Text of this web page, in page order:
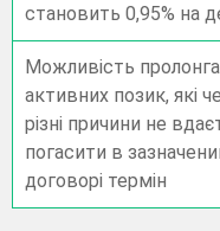
становить 0,95% на
Можливість
активних позик, які
різні причини не
погасити в
договорі термін